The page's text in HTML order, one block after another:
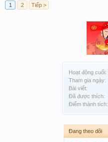
Hoạt động cuối:
Tham gia ngày:
Bài viết:
Đã được thích:
Điểm thành tích:
Đang theo dõi
1 2 Tiếp >